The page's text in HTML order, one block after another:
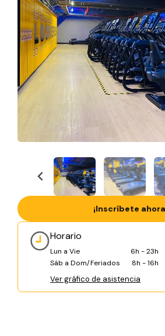
Horario
Lun a Vie
6h - 23h
Sáb a Dom/Feriados
8h - 16h
Ver gráfico de asistencia
¡Inscríbete